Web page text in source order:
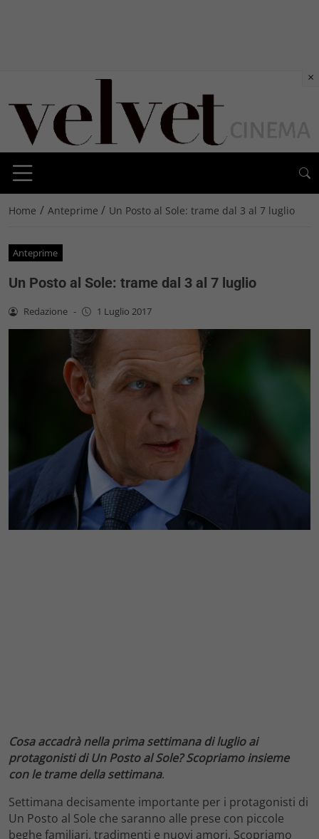
Home / Anteprime / Un Posto al Sole: trame dal 3 al 7 luglio
Anteprime
Un Posto al Sole: trame dal 3 al 7 luglio
Redazione - 1 Luglio 2017
Cosa accadrà nella prima settimana di luglio ai
protagonisti di Un Posto al Sole? Scopriamo insieme
con le trame della settimana.
Settimana decisamente importante per i protagonisti di
Un Posto al Sole che saranno alle prese con piccole
beghe familiari, tradimenti e nuovi amori. Scopriamo
×